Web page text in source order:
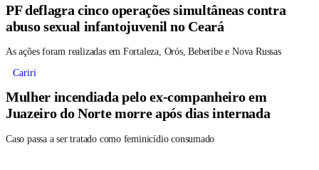
PF deflagra cinco operações simultâneas contra
abuso sexual infantojuvenil no Ceará
As ações foram realizadas em Fortaleza, Orós, Beberibe e Nova Russas
Cariri
Mulher incendiada pelo ex-companheiro em
Juazeiro do Norte morre após dias internada
Caso passa a ser tratado como feminicídio consumado